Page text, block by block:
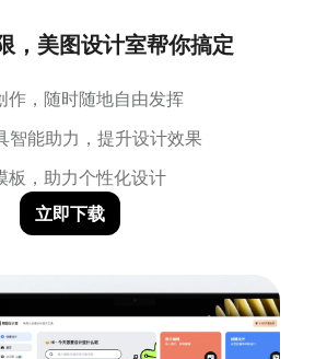
，美图设计室帮你搞定
作，随时随地自由发挥
智能助力，提升设计效果
板，助力个性化设计
立即下载